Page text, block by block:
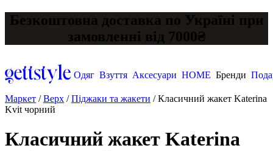
Безкоштовна доставка по Україні при
замовленні від 7000₴
Одяг Взуття Аксесуари HOME Бренди
Маркет /Верх /Піджаки та жакети /Класичний жакет Katerina
Kvit чорний
Класичний жакет Katerina